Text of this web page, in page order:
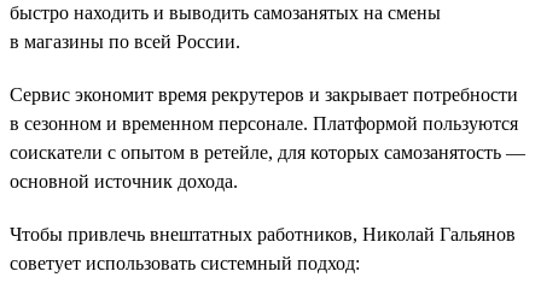
быстро находить и выводить самозанятых на смены
в магазины по всей России.
Сервис экономит время рекрутеров и закрывает потребности
в сезонном и временном персонале. Платформой пользуются
соискатели с опытом в ретейле, для которых самозанятость —
основной источник дохода.
Чтобы привлечь внештатных работников, Николай Гальянов
советует использовать системный подход: